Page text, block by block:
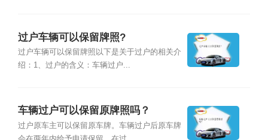
过户车辆可以保留牌照?
过户车辆可以保留牌照以下是关于过户的相关介
绍：1、过户的含义：车辆过户...
车辆过户可以保留原牌照吗？
过户原车主可以保留原车牌。车辆过户后原车牌